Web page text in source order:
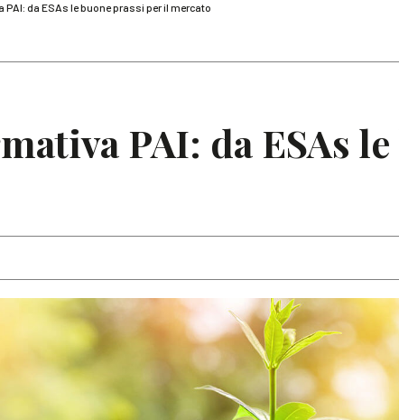
PAI: da ESAs le buone prassi per il mercato
PAI: da ESAs